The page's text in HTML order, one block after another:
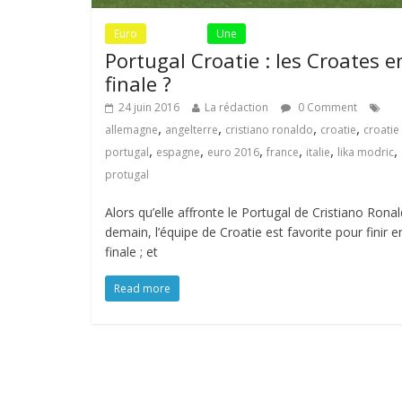
Euro Une
Portugal Croatie : les Croates
finale ?
24 juin 2016 La rédaction
0 Comment
allemagne, angelterre, cristiano ronaldo, croatie, croatie
portugal, espagne, euro 2016, france, italie, lika modric,
protugal
Alors qu’elle affronte le Portugal de Cristiano
demain, l’équipe de Croatie est favorite pour finir
finale ; et
Read more